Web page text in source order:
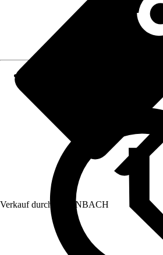
Verkauf durch: HORNBACH